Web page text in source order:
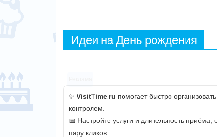
Идеи на День рождения
✨ VisitTime.ru помогает быстро
контролем.
📅 Настройте услуги и длительность
пару кликов.